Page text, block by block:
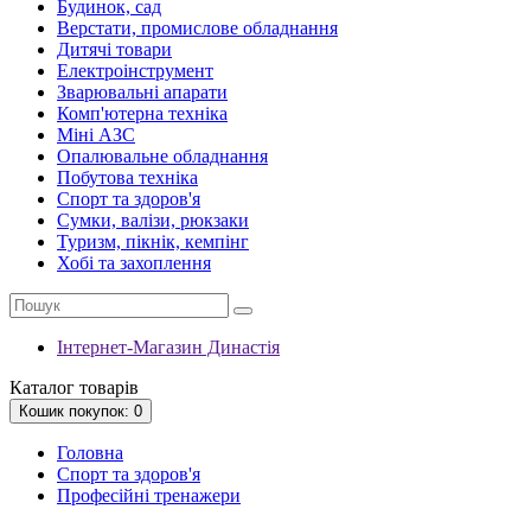
Будинок, сад
Верстати, промислове обладнання
Дитячі товари
Електроінструмент
Зварювальні апарати
Комп'ютерна техніка
Міні АЗС
Опалювальне обладнання
Побутова техніка
Спорт та здоров'я
Сумки, валізи, рюкзаки
Туризм, пікнік, кемпінг
Хобі та захоплення
Інтернет-Магазин Династія
Каталог товарів
Кошик покупок: 0
Головна
Спорт та здоров'я
Професійні тренажери